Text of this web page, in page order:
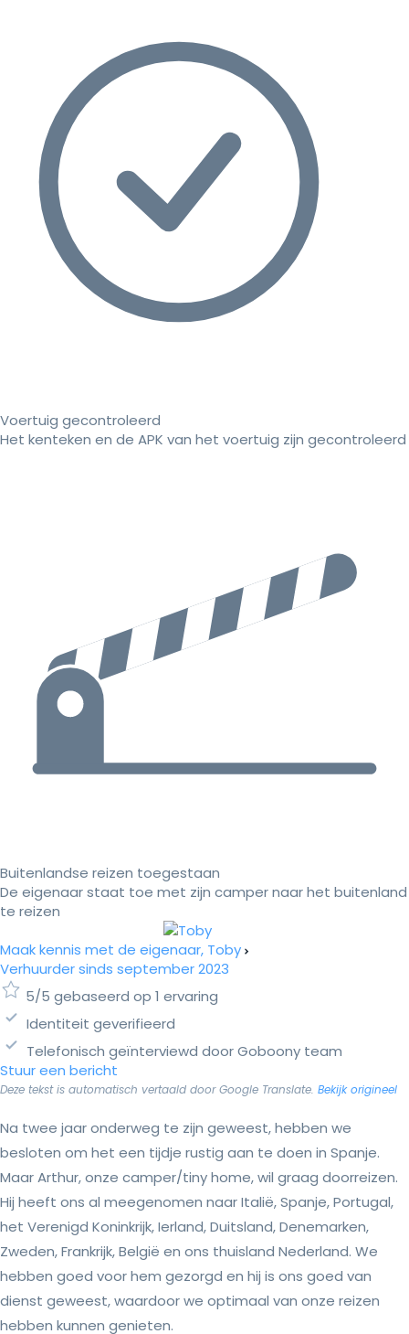
Voertuig gecontroleerd
Het kenteken en de APK van het voertuig zijn gecontroleerd
Buitenlandse reizen toegestaan
De eigenaar staat toe met zijn camper naar het buitenland
te reizen
Maak kennis met de eigenaar, Toby
Verhuurder sinds september 2023
5/5 gebaseerd op 1 ervaring
Identiteit geverifieerd
Telefonisch geïnterviewd door Goboony team
Stuur een bericht
Deze tekst is automatisch vertaald door Google Translate. Bekijk origineel
Na twee jaar onderweg te zijn geweest, hebben we
besloten om het een tijdje rustig aan te doen in Spanje.
Maar Arthur, onze camper/tiny home, wil graag doorreizen.
Hij heeft ons al meegenomen naar Italië, Spanje, Portugal,
het Verenigd Koninkrijk, Ierland, Duitsland, Denemarken,
Zweden, Frankrijk, België en ons thuisland Nederland. We
hebben goed voor hem gezorgd en hij is ons goed van
dienst geweest, waardoor we optimaal van onze reizen
hebben kunnen genieten.